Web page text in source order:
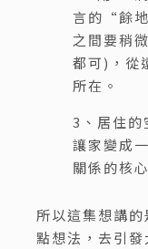
言的“餘
之間要稍
都可)，從
所在。
3、居住的
讓家變成
關係的核
所以這集想講
點想法，去引發